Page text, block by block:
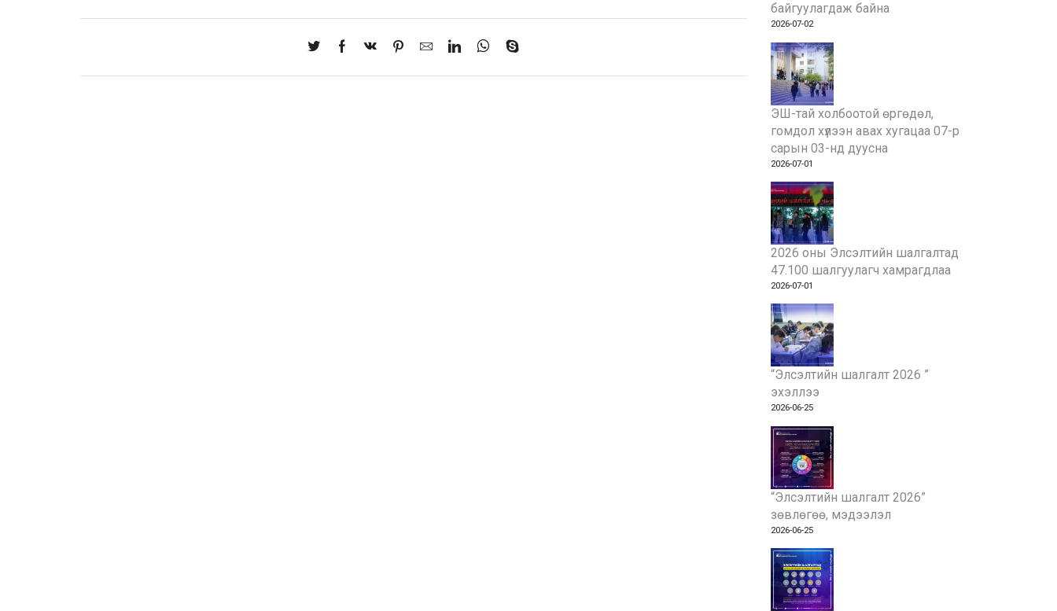
байгуулагдаж байна
2026-07-02
ЭШ-тай холбоотой өргөдөл,
гомдол хүлээн авах хугацаа 07-р
сарын 03-нд дуусна
2026-07-01
2026 оны Элсэлтийн шалгалтад
47.100 шалгуулагч хамрагдлаа
2026-07-01
“Элсэлтийн шалгалт 2026 ”
эхэллээ
2026-06-25
“Элсэлтийн шалгалт 2026”
зөвлөгөө, мэдээлэл
2026-06-25